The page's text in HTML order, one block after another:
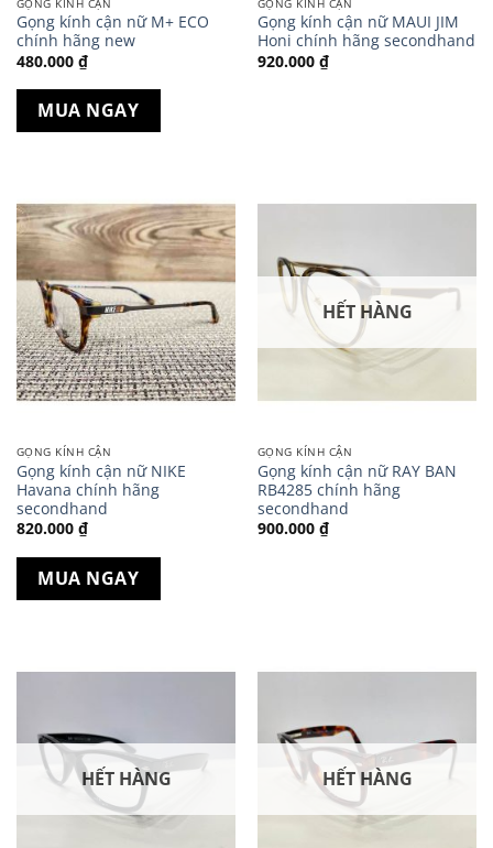
Gọng kính cận nữ M+ ECO
chính hãng new
480.000 ₫
MUA NGAY
Gọng kính cận nữ MAUI JIM
Honi chính hãng secondhand
920.000 ₫
GỌNG KÍNH CẬN
Gọng kính cận nữ NIKE
Havana chính hãng
secondhand
820.000 ₫
MUA NGAY
HẾT HÀNG
GỌNG KÍNH CẬN
Gọng kính cận nữ RAY BAN
RB4285 chính hãng
secondhand
900.000 ₫
HẾT HÀNG HẾT HÀNG